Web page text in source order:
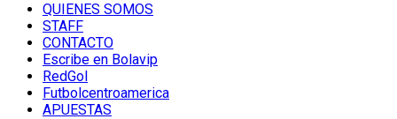
QUIENES SOMOS
STAFF
CONTACTO
Escribe en Bolavip
RedGol
Futbolcentroamerica
APUESTAS